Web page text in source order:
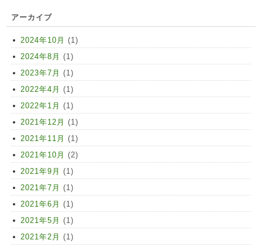
アーカイブ
2024年10月 (1)
2024年8月 (1)
2023年7月 (1)
2022年4月 (1)
2022年1月 (1)
2021年12月 (1)
2021年11月 (1)
2021年10月 (2)
2021年9月 (1)
2021年7月 (1)
2021年6月 (1)
2021年5月 (1)
2021年2月 (1)